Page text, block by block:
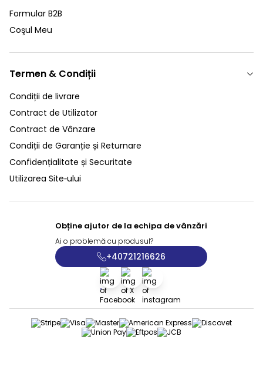
Formular B2B
Coşul Meu
Termen & Condiții
Condiții de livrare
Contract de Utilizator
Contract de Vânzare
Condiții de Garanție și Returnare
Confidențialitate și Securitate
Utilizarea Site‑ului
Obține ajutor de la echipa de vânzări
Ai o problemă cu produsul?
+40721216626
Facebook
X İnstagram